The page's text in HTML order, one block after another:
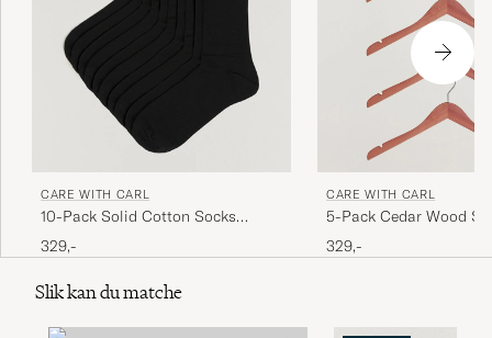
CARE WITH CARL
10-Pack Solid Cotton Socks
BLACK
329,-
CARE WITH CARL
5-Pack Cedar Wood
329,-
Slik kan du matche